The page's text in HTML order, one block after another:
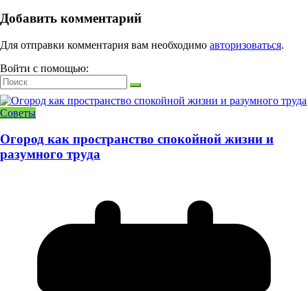
Добавить комментарий
Для отправки комментария вам необходимо авторизоваться.
Войти с помощью:
Советы
Огород как пространство спокойной жизни и
разумного труда